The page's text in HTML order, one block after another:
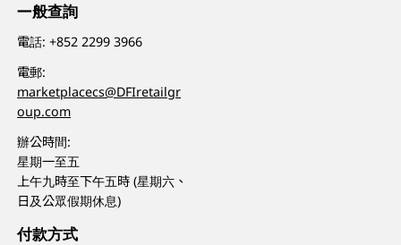
一般查詢
電話:+852 2299 3966
電郵:
marketplacecs@DFIretailgr
oup.com
辦公時間:
星期一至五
上午九時至下午五時 (星期六、
日及公眾假期休息)
付款方式